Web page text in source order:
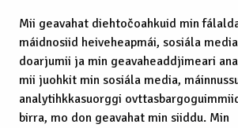
Mii geavahat diehtočoahkuid min
máidnosiid heiveheapmái, sosiála
doarjumii ja min geavaheaddjimeari
mii juohkit min sosiála media,
analytihkkasuorggi
birra, mo don geavahat min siiddu. Min